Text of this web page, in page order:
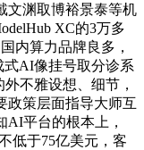
文渊取博裕景泰等机
XC的3万多
内算力品牌良多，
AI像挂号取分诊系
不雅设想、细节，
政策层面指导大师互
平台的根本上，
低于75亿美元，客